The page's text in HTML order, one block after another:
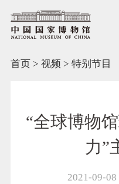
首页> 视频 > 特别节目
“全球博物
力”
2021-09-08